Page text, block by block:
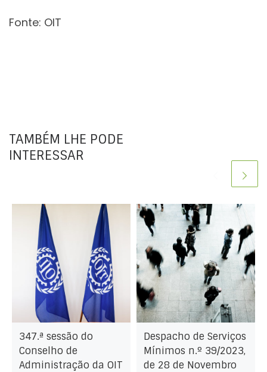
Fonte: OIT
TAMBÉM LHE PODE
INTERESSAR
347.ª sessão do
Conselho de
Administração da OIT
Despacho de Serviços
Mínimos n.º 39/2023,
de 28 de Novembro